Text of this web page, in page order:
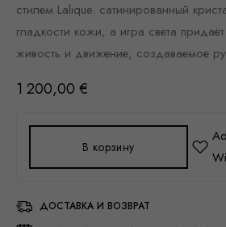
стилем Lalique. сатинированный
гладкости кожи, а игра света
живость и движение, создаваемое
1 200,00 €
В корзину
ДОСТАВКА И ВОЗВРАТ